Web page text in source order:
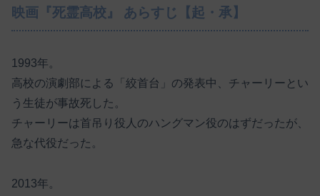
映画『死霊高校』 あらすじ【起・承】
1993年。
高校の演劇部による「絞首台」の発表中、チャーリーとい
う生徒が事故死した。
チャーリーは首吊り役人のハングマン役のはずだったが、
急な代役だった。
2013年。